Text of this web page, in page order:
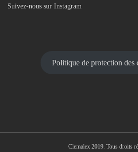
Suivez-nous sur Instagram
Politique de protection des
Clemalex 2019. Tous droits